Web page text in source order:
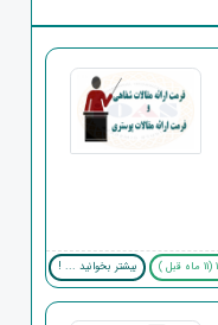
بیشتر بخوانید ... !